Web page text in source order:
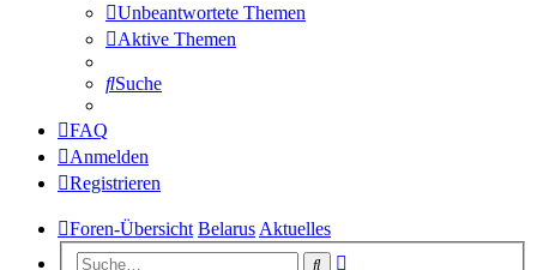
Unbeantwortete Themen
Aktive Themen
Suche
FAQ
Anmelden
Registrieren
Foren-Übersicht Belarus Aktuelles
Suche